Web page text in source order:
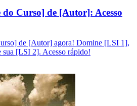
Curso] de [Autor]: Acesso
de [Autor] agora! Domine [LSI 1],
sua [LSI 2]. Acesso rápido!